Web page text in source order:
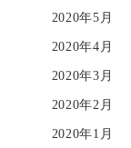
2020年5月
2020年4月
2020年3月
2020年2月
2020年1月